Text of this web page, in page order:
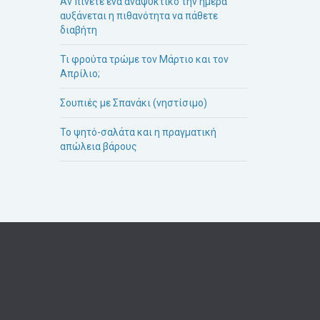
αυξάνεται η πιθανότητα να πάθετε
διαβήτη
Τι φρούτα τρώμε τον Μάρτιο και τον
Απρίλιο;
Σουπιές με Σπανάκι (νηστίσιμο)
Το ψητό-σαλάτα και η πραγματική
απώλεια βάρους